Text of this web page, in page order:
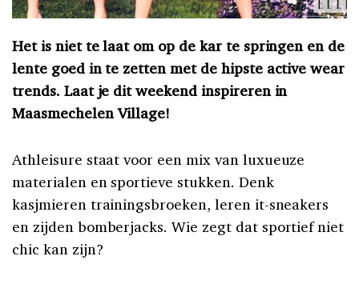
Het is niet te laat om op de kar te springen en de
lente goed in te zetten met de hipste active wear
trends. Laat je dit weekend inspireren in
Maasmechelen Village!
Athleisure staat voor een mix van luxueuze
materialen en sportieve stukken. Denk
kasjmieren trainingsbroeken, leren it-sneakers
en zijden bomberjacks. Wie zegt dat sportief niet
chic kan zijn?